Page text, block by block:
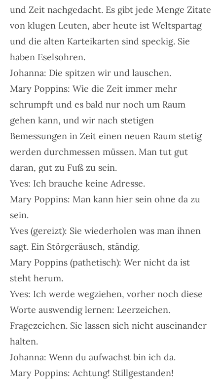
und Zeit nachgedacht. Es gibt jede Menge Zitate
von klugen Leuten, aber heute ist Weltspartag
und die alten Karteikarten sind speckig. Sie
haben Eselsohren.
Johanna: Die spitzen wir und lauschen.
Mary Poppins: Wie die Zeit immer mehr
schrumpft und es bald nur noch um Raum
gehen kann, und wir nach stetigen
Bemessungen in Zeit einen neuen Raum stetig
werden durchmessen müssen. Man tut gut
daran, gut zu Fuß zu sein.
Yves: Ich brauche keine Adresse.
Mary Poppins: Man kann hier sein ohne da zu
sein.
Yves (gereizt): Sie wiederholen was man ihnen
sagt. Ein Störgeräusch, ständig.
Mary Poppins (pathetisch): Wer nicht da ist
steht herum.
Yves: Ich werde wegziehen, vorher noch diese
Worte auswendig lernen: Leerzeichen.
Fragezeichen. Sie lassen sich nicht auseinander
halten.
Johanna: Wenn du aufwachst bin ich da.
Mary Poppins: Achtung! Stillgestanden!